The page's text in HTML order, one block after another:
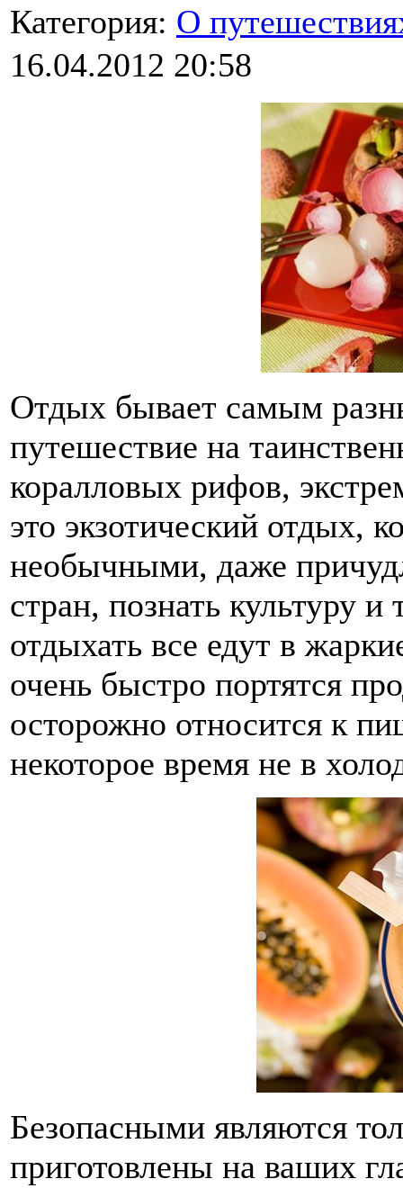
Категория: О
16.04.2012 20:58
Отдых бывает самым
путешествие на
коралловых рифов,
это экзотический отдых,
необычными, даже
стран, познать культуру
отдыхать все едут в
очень быстро портятся
осторожно относится к
некоторое время не в
Безопасными являются
приготовлены на ваших